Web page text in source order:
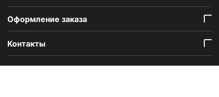
Оформление заказа
Контакты